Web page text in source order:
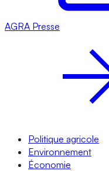
AGRA Presse
Politique agricole
Environnement
Économie